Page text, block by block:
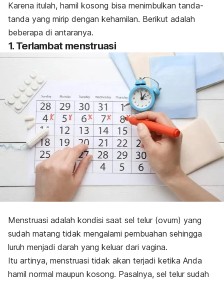
Karena itulah, hamil kosong bisa menimbulkan tanda-
tanda yang mirip dengan kehamilan. Berikut adalah
beberapa di antaranya.
1. Terlambat menstruasi
Menstruasi adalah kondisi saat sel telur (ovum) yang
sudah matang tidak mengalami pembuahan sehingga
luruh menjadi darah yang keluar dari vagina.
Itu artinya, menstruasi tidak akan terjadi ketika Anda
hamil normal maupun kosong. Pasalnya, sel telur sudah